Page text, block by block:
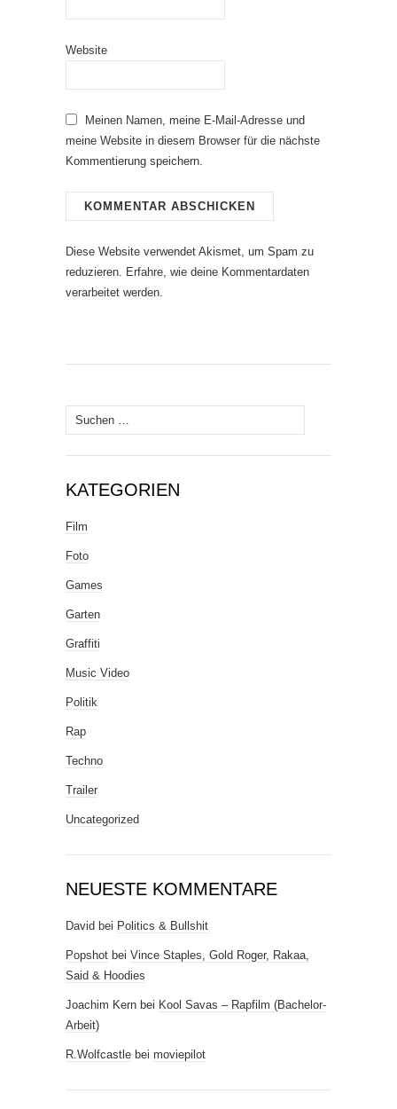
Website
Meinen Namen, meine E-Mail-Adresse und
meine Website in diesem Browser für die nächste
Kommentierung speichern.
Diese Website verwendet Akismet, um Spam zu
reduzieren. Erfahre, wie deine Kommentardaten
verarbeitet werden.
Suche
nach:
KATEGORIEN
Film
Foto
Games
Garten
Graffiti
Music Video
Politik
Rap
Techno
Trailer
Uncategorized
NEUESTE KOMMENTARE
David bei Politics & Bullshit
Popshot bei Vince Staples, Gold Roger, Rakaa,
Said & Hoodies
Joachim Kern bei Kool Savas – Rapfilm (Bachelor-
Arbeit)
R.Wolfcastle bei moviepilot